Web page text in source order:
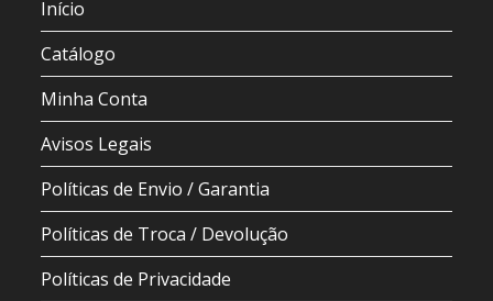
Início
Catálogo
Minha Conta
Avisos Legais
Políticas de Envio / Garantia
Políticas de Troca / Devolução
Políticas de Privacidade